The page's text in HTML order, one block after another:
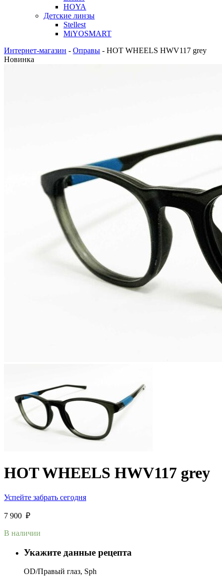
HOYA
Детские линзы
Stellest
MiYOSMART
Интернет-магазин - Оправы - HOT WHEELS HWV117 grey
Новинка
HOT WHEELS HWV117 grey
Успейте забрать сегодня
7 900 ₽
В наличии
Укажите данные рецепта
OD/Правый глаз, Sph